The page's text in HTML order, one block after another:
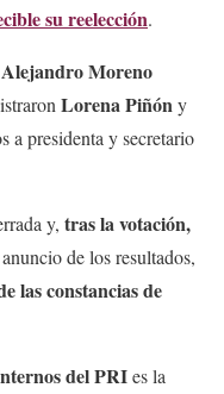
su reelección.
Alejandro Moreno
Lorena Piñóny
a presidenta y secretario
y, tras la votación,
de los resultados,
las constancias de
del PRIes la